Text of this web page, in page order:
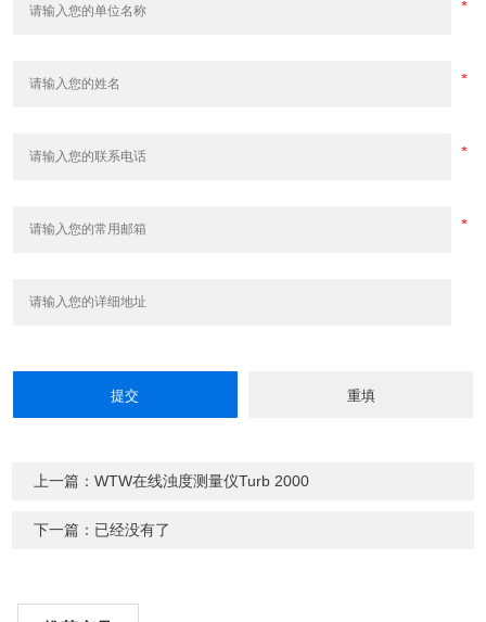
上一篇：WTW在线浊度测量仪Turb 2000
下一篇：已经没有了